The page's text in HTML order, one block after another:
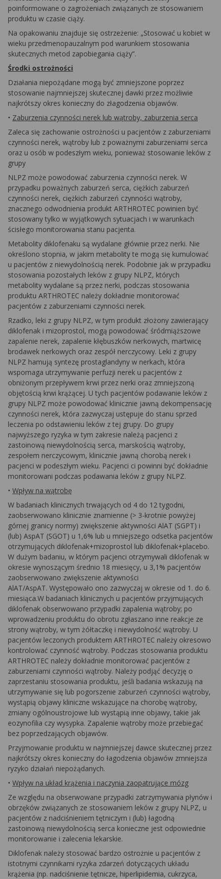
poinformowane o zagrożeniach związanych ze stosowaniem
produktu w czasie ciąży.
Na opakowaniu znajduje się ostrzeżenie: „Stosować u kobiet w
wieku przedmenopauzalnym pod warunkiem stosowania
skutecznych metod zapobiegania ciąży”.
Środki ostrożności
Działania niepożądane mogą być zmniejszone poprzez
stosowanie najmniejszej skutecznej dawki przez możliwie
najkrótszy okres konieczny do złagodzenia objawów.
• Zaburzenia czynności nerek lub wątroby, zaburzenia serca
Zaleca się zachowanie ostrożności u pacjentów z zaburzeniami
czynności nerek, wątroby lub z poważnymi zaburzeniami serca
oraz u osób w podeszłym wieku, ponieważ stosowanie leków z
grupy
NLPZ może powodować zaburzenia czynności nerek. W
przypadku poważnych zaburzeń serca, ciężkich zaburzeń
czynności nerek, ciężkich zaburzeń czynności wątroby,
znacznego odwodnienia produkt ARTHROTEC powinien być
stosowany tylko w wyjątkowych sytuacjach i w warunkach
ścisłego monitorowania stanu pacjenta.
Metabolity diklofenaku są wydalane głównie przez nerki. Nie
określono stopnia, w jakim metabolity te mogą się kumulować
u pacjentów z niewydolnością nerek. Podobnie jak w przypadku
stosowania pozostałych leków z grupy NLPZ, których
metabolity wydalane są przez nerki, podczas stosowania
produktu ARTHROTEC należy dokładnie monitorować
pacjentów z zaburzeniami czynności nerek.
Rzadko, leki z grupy NLPZ, w tym produkt złożony zawierający
diklofenak i mizoprostol, mogą powodować śródmiąższowe
zapalenie nerek, zapalenie kłębuszków nerkowych, martwicę
brodawek nerkowych oraz zespół nerczycowy. Leki z grupy
NLPZ hamują syntezę prostaglandyny w nerkach, która
wspomaga utrzymywanie perfuzji nerek u pacjentów z
obniżonym przepływem krwi przez nerki oraz zmniejszoną
objętością krwi krążącej. U tych pacjentów podawanie leków z
grupy NLPZ może powodować klinicznie jawną dekompensację
czynności nerek, która zazwyczaj ustępuje do stanu sprzed
leczenia po odstawieniu leków z tej grupy. Do grupy
najwyższego ryzyka w tym zakresie należą pacjenci z
zastoinową niewydolnością serca, marskością wątroby,
zespołem nerczycowym, klinicznie jawną chorobą nerek i
pacjenci w podeszłym wieku. Pacjenci ci powinni być dokładnie
monitorowani podczas podawania leków z grupy NLPZ.
• Wpływ na wątrobę
W badaniach klinicznych trwających od 4 do 12 tygodni,
zaobserwowano klinicznie znamienne (> 3-krotnie powyżej
górnej granicy normy) zwiększenie aktywności AlAT (SGPT) i
(lub) AspAT (SGOT) u 1,6% lub u mniejszego odsetka pacjentów
otrzymujących diklofenak+mizoprostol lub diklofenak+placebo.
W dużym badaniu, w którym pacjenci otrzymywali diklofenak w
okresie wynoszącym średnio 18 miesięcy, u 3,1% pacjentów
zaobserwowano zwiększenie aktywności
AlAT/AspAT. Występowało ono zazwyczaj w okresie od 1. do 6.
miesiąca.W badaniach klinicznych u pacjentów przyjmujących
diklofenak obserwowano przypadki zapalenia wątroby; po
wprowadzeniu produktu do obrotu zgłaszano inne reakcje ze
strony wątroby, w tym żółtaczkę i niewydolność wątroby. U
pacjentów leczonych produktem ARTHROTEC należy okresowo
kontrolować czynność wątroby. Podczas stosowania produktu
ARTHROTEC należy dokładnie monitorować pacjentów z
zaburzeniami czynności wątroby. Należy podjąć decyzję o
zaprzestaniu stosowania produktu, jeśli badania wskazują na
utrzymywanie się lub pogorszenie zaburzeń czynności wątroby,
wystąpią objawy kliniczne wskazujące na chorobę wątroby,
zmiany ogólnoustrojowe lub wystąpią inne objawy, takie jak
eozynofilia czy wysypka. Zapalenie wątroby może przebiegać
bez poprzedzających objawów.
Przyjmowanie produktu w najmniejszej dawce skutecznej przez
najkrótszy okres konieczny do łagodzenia objawów zmniejsza
ryzyko działań niepożądanych.
• Wpływ na układ krążenia i naczynia zaopatrujące mózg
Ze względu na obserwowane przypadki zatrzymywania płynów i
obrzęków związanych ze stosowaniem leków z grupy NLPZ, u
pacjentów z nadciśnieniem tętniczym i (lub) łagodną
zastoinową niewydolnością serca konieczne jest odpowiednie
monitorowanie i zalecenia lekarskie.
Diklofenak należy stosować bardzo ostrożnie u pacjentów z
istotnymi czynnikami ryzyka zdarzeń dotyczących układu
krążenia (np. nadciśnienie tętnicze, hiperlipidemia, cukrzyca,